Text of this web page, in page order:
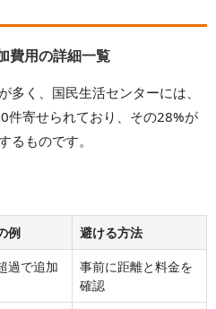
費用の詳細一覧
く、国民生活センターには、
件寄せられており、その28%が
るものです。
例 避ける方法
過で追加
事前に距離と料金を
確認